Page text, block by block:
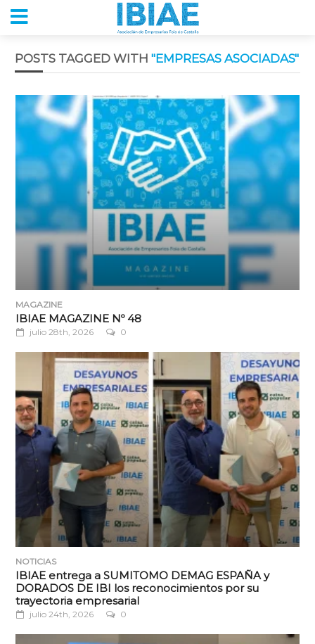
POSTS TAGGED WITH "EMPRESAS ASOCIADAS"
MAGAZINE
IBIAE MAGAZINE Nº 48
julio 28th, 2026 0
NOTICIAS
IBIAE entrega a SUMITOMO DEMAG ESPAÑA y
DORADOS DE IBI los reconocimientos por su
trayectoria empresarial
julio 24th, 2026 0